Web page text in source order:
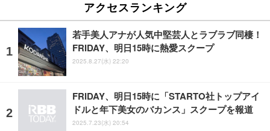
アクセスランキング
若手美人アナが人気中堅芸人とラブラブ同棲！
FRIDAY、明日15時に熱愛スクープ
2025.8.27(水) 22:20
FRIDAY、明日15時に「STARTO社トップアイ
ドルと年下美女のバカンス」スクープを報道
2025.7.23(水) 20:54